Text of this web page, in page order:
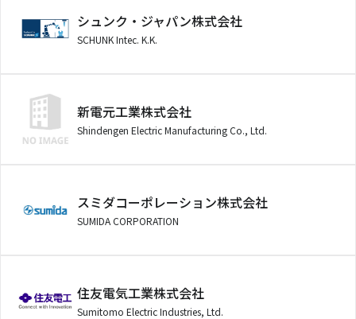
シュンク・ジャパン株式会社
SCHUNK Intec. K.K.
新電元工業株式会社
Shindengen Electric Manufacturing Co., Ltd.
スミダコーポレーション株式会社
SUMIDA CORPORATION
住友電気工業株式会社
Sumitomo Electric Industries, Ltd.